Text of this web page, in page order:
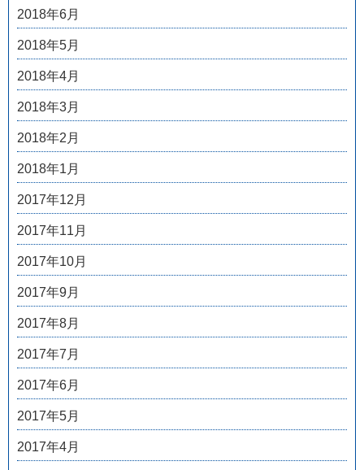
2018年6月
2018年5月
2018年4月
2018年3月
2018年2月
2018年1月
2017年12月
2017年11月
2017年10月
2017年9月
2017年8月
2017年7月
2017年6月
2017年5月
2017年4月